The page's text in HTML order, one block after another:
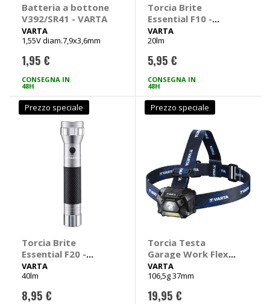
Batteria a bottone
V392/SR41 - VARTA
VARTA
1,55V diam.7,9x3,6mm
1,95 €
CONSEGNA IN
48H
Torcia Brite
Essential F10 -
VARTA
VARTA
20lm
5,95 €
CONSEGNA IN
48H
Prezzo speciale
Torcia Brite
Essential F20 -
VARTA
VARTA
40lm
8,95 €
Prezzo speciale
Torcia Testa
Garage Work Flex
H20 - VARTA
VARTA
106,5g 37mm
19,95 €